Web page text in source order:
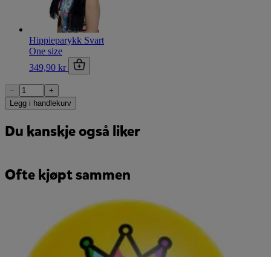
Hippieparykk Svart
One size
349,90 kr
−
+
Legg i handlekurv
Du kanskje også liker
Ofte kjøpt sammen